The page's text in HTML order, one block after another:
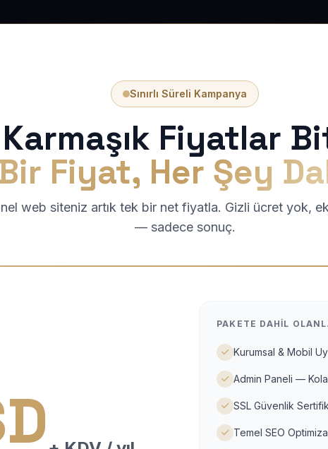
Sınırlı Süreli Kampanya
Karmaşık Fiyatlar
Fiyat, Her Şey
web siteniz artık tek bir net fiyatla. Gizli ücret yok,
— sadece sonuç.
PAKETE DAHIL
Kurumsal & Mobil
Admin Paneli —
SSL Güvenlik
Temel SEO